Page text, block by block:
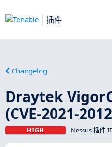
插件
Changelog
Draytek
(CVE-2021-
HIGH Nessus 插件